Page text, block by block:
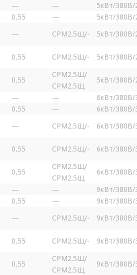
— —
5кВт/
0,55 —
5кВт/
— СРМ2.5Щ/-
5кВт/
0,55 СРМ2.5Щ/-
5кВт/
0,55
СРМ2.5Щ/
СРМ2.5Щ
5кВт/
— —
6кВт/
0,55 —
6кВт/
— СРМ2.5Щ/-
6кВт/
0,55 СРМ2.5Щ/-
6кВт/
0,55
СРМ2.5Щ/
СРМ2.5Щ
6кВт/
— —
9кВт/
0,55 —
9кВт/
— СРМ2.5Щ/-
9кВт/
0,55 СРМ2.5Щ/-
9кВт/
0,55
СРМ2.5Щ/
СРМ2.5Щ
9кВт/